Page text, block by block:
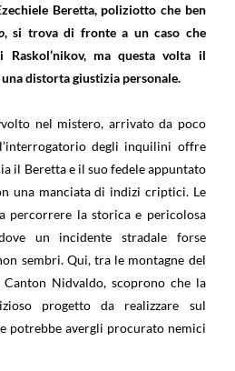
Beretta, poliziotto che ben
, si trova di fronte a un caso che
ma questa volta il
distorta giustizia personale.
nel mistero, arrivato da poco
degli inquilini offre
il Beretta e il suo fedele appuntato
una manciata di indizi criptici. Le
percorrere la storica e pericolosa
un incidente stradale forse
sembri. Qui, tra le montagne del
Nidvaldo, scoprono che la
progetto da realizzare sul
potrebbe avergli procurato nemici